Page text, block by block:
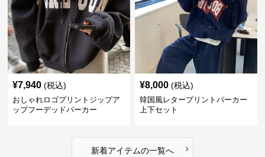
¥7,940 (税込)
おしゃれロゴプリントジップア
ップフーデッドパーカー
¥8,000 (税込)
韓国風レタープリントパーカー
上下セット
新着アイテムの一覧へ ›